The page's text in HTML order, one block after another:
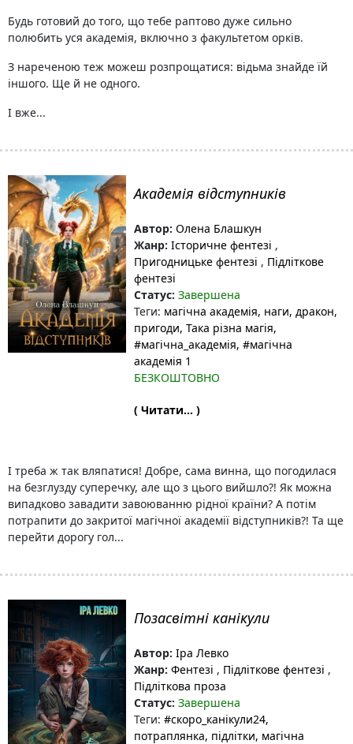
Будь готовий до того, що тебе раптово дуже сильно
полюбить уся академія, включно з факультетом орків.
З нареченою теж можеш розпрощатися: відьма знайде їй
іншого. Ще й не одного.
І вже...
Академія відступників
Автор: Олена Блашкун
Жанр: Історичне фентезі ,
Пригодницьке фентезі , Підліткове
фентезі
Статус: Завершена
Теги: магічна академія, наги, дракон,
пригоди, Така різна магія,
#магічна_академія, #магічна
академія 1
БЕЗКОШТОВНО
( Читати... )
І треба ж так вляпатися! Добре, сама винна, що погодилася
на безглузду суперечку, але що з цього вийшло?! Як можна
випадково завадити завоюванню рідної країни? А потім
потрапити до закритої магічної академії відступників?! Та ще
перейти дорогу гол...
Позасвітні канікули
Автор: Іра Левко
Жанр: Фентезі , Підліткове фентезі ,
Підліткова проза
Статус: Завершена
Теги: #скоро_канікули24,
потраплянка, підлітки, магічна